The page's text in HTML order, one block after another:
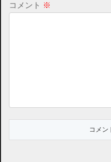
コメント ※